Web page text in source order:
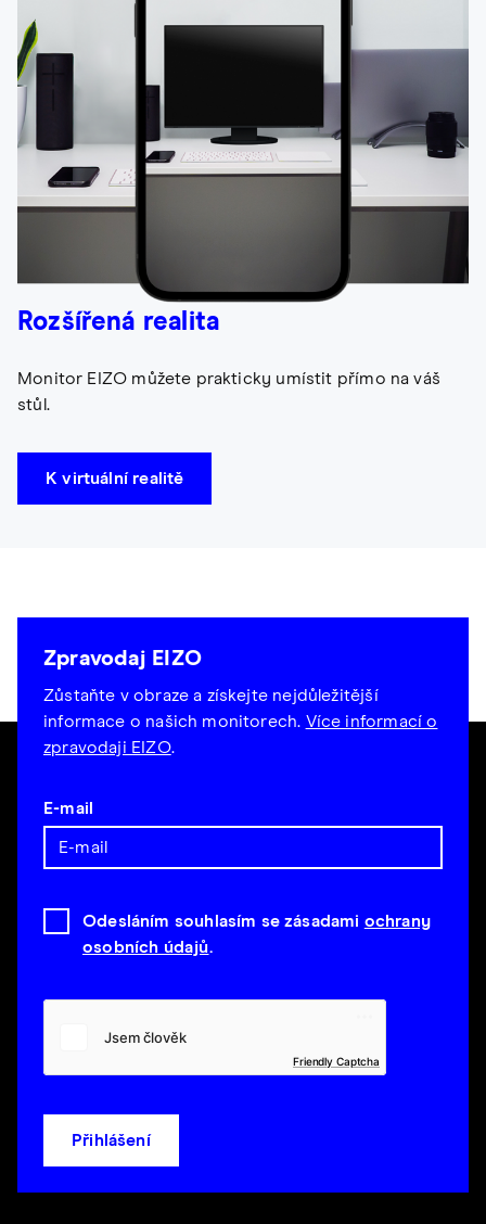
Rozšířená realita
Monitor EIZO můžete prakticky umístit přímo na váš
stůl.
K virtuální realitě
Zpravodaj EIZO
Zůstaňte v obraze a získejte nejdůležitější
informace o našich monitorech. Více informací o
zpravodaji EIZO.
E-mail
Odesláním souhlasím se zásadami ochrany
osobních údajů.
Friendly Captcha
Přihlášení